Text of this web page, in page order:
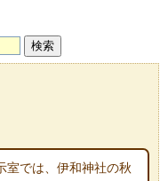
室では、伊和神社の秋